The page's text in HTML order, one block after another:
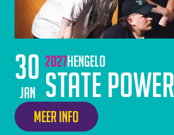
30
jan
2027Hengelo
State Power
Meer info